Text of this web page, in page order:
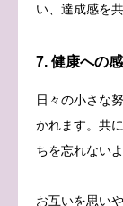
い、達成感を
7. 健康への
日々の小さな
かれます。共
ちを忘れない
お互いを思い